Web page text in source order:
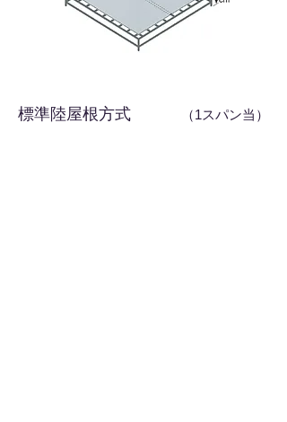
標準陸屋根方式 （1スパン当）